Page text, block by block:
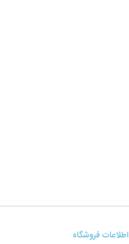
اطلاعات فروشگاه